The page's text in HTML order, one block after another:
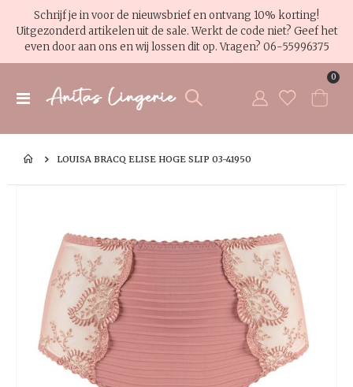
Schrijf je in voor de nieuwsbrief en ontvang 10% korting!
Uitgezonderd artikelen uit de sale. Werkt de code niet? Geef het
even door aan ons en wij lossen dit op. Vragen? 06-55996375
Toggle
Cart
0
LOUISA BRACQ ELISE HOGE SLIP 03-41950
afbeeldingen-
gallerij